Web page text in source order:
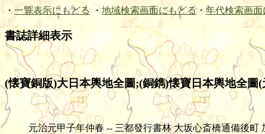
・ 一覧表示にもどる ・ 地域検索画面にもどる・ 年代検索画面
書誌詳細表示
(懐寶銅版)大日本輿地全圖;(銅鐫)懐寶日本輿地全
元治元甲子年仲春 -- 三都發行書林 大坂心斎橋通備後町